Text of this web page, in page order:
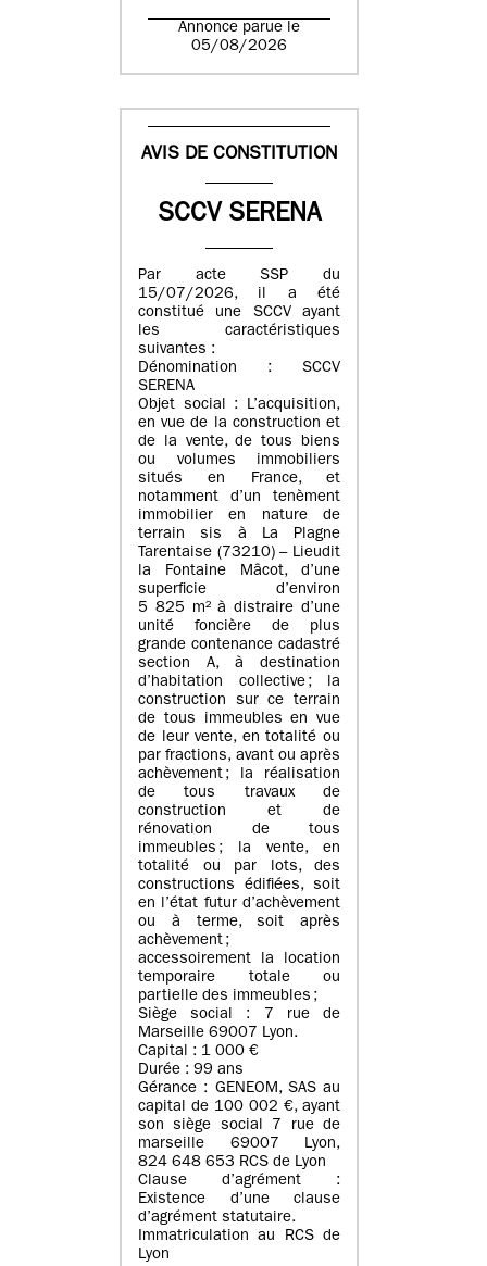
Annonce parue le
05/08/2026
AVIS DE CONSTITUTION
SCCV SERENA
Par acte SSP du
15/07/2026, il a été
constitué une SCCV ayant
les caractéristiques
suivantes :
Dénomination : SCCV
SERENA
Objet social : L’acquisition,
en vue de la construction et
de la vente, de tous biens
ou volumes immobiliers
situés en France, et
notamment d’un tenèment
immobilier en nature de
terrain sis à La Plagne
Tarentaise (73210) – Lieudit
la Fontaine Mâcot, d’une
superficie d’environ
5 825 m² à distraire d’une
unité foncière de plus
grande contenance cadastré
section A, à destination
d’habitation collective ; la
construction sur ce terrain
de tous immeubles en vue
de leur vente, en totalité ou
par fractions, avant ou après
achèvement ; la réalisation
de tous travaux de
construction et de
rénovation de tous
immeubles ; la vente, en
totalité ou par lots, des
constructions édifiées, soit
en l’état futur d’achèvement
ou à terme, soit après
achèvement ;
accessoirement la location
temporaire totale ou
partielle des immeubles ;
Siège social : 7 rue de
Marseille 69007 Lyon.
Capital : 1 000 €
Durée : 99 ans
Gérance : GENEOM, SAS au
capital de 100 002 €, ayant
son siège social 7 rue de
marseille 69007 Lyon,
824 648 653 RCS de Lyon
Clause d’agrément :
Existence d’une clause
d’agrément statutaire.
Immatriculation au RCS de
Lyon